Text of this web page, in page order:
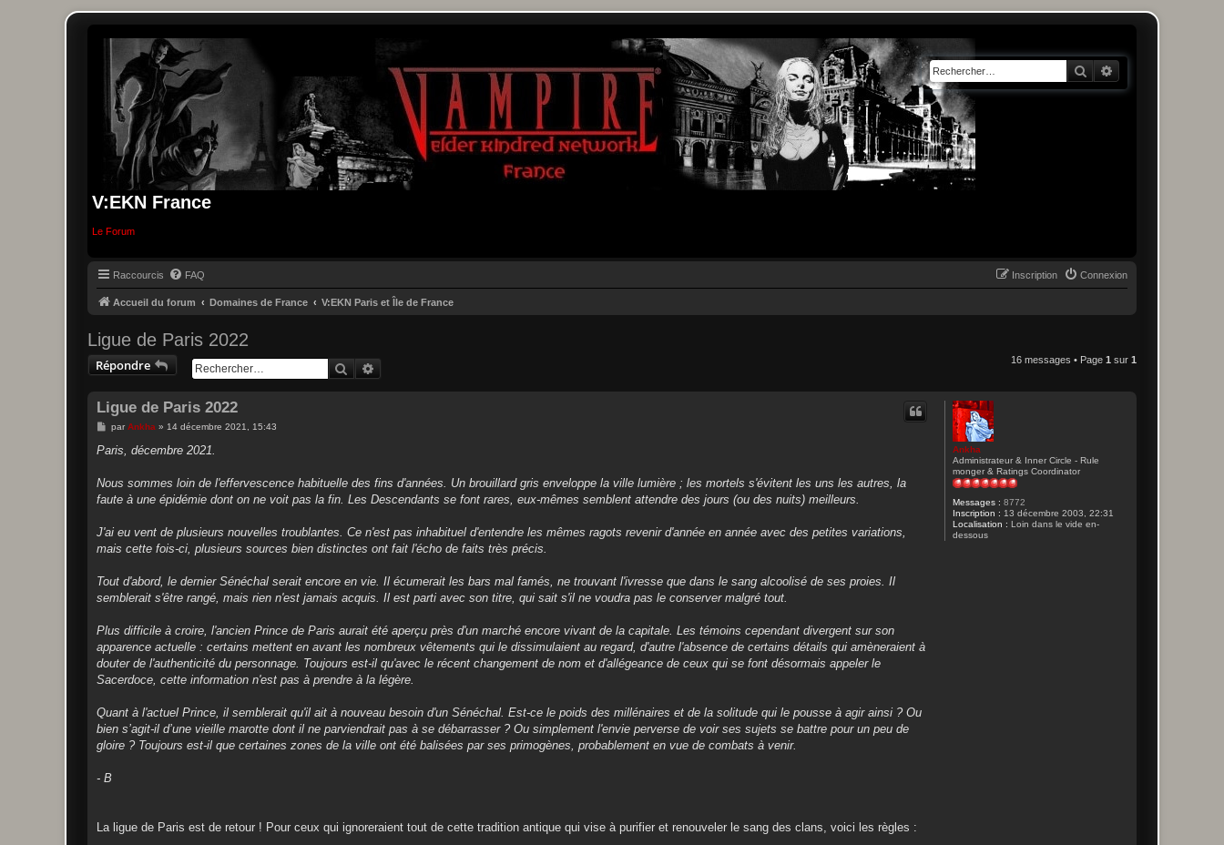
V:EKN France
Le Forum
Rechercher
Raccourcis FAQ Connexion
Inscription
Accueil du forum Domaines de France V:EKN Paris et Île de France
Ligue de Paris 2022
Répondre Rechercher
16 messages • Page 1 sur 1
Ankha
Administrateur & Inner Circle - Rule
monger & Ratings Coordinator
Messages : 8772
Inscription : 13 décembre 2003, 22:31
Localisation : Loin dans le vide en-
dessous
Ligue de Paris 2022
M
s
g
parAnkha» 14 décembre 2021, 15:43
Paris, décembre 2021.
Nous sommes loin de l'effervescence habituelle des fins d'années. Un brouillard gris enveloppe la ville lumière ; les mortels s'évitent les uns les autres, la
faute à une épidémie dont on ne voit pas la fin. Les Descendants se font rares, eux-mêmes semblent attendre des jours (ou des nuits) meilleurs.
J'ai eu vent de plusieurs nouvelles troublantes. Ce n'est pas inhabituel d'entendre les mêmes ragots revenir d'année en année avec des petites variations,
mais cette fois-ci, plusieurs sources bien distinctes ont fait l'écho de faits très précis.
Tout d'abord, le dernier Sénéchal serait encore en vie. Il écumerait les bars mal famés, ne trouvant l'ivresse que dans le sang alcoolisé de ses proies. Il
semblerait s'être rangé, mais rien n'est jamais acquis. Il est parti avec son titre, qui sait s'il ne voudra pas le conserver malgré tout.
Plus difficile à croire, l'ancien Prince de Paris aurait été aperçu près d'un marché encore vivant de la capitale. Les témoins cependant divergent sur son
apparence actuelle : certains mettent en avant les nombreux vêtements qui le dissimulaient au regard, d'autre l'absence de certains détails qui amèneraient à
douter de l'authenticité du personnage. Toujours est-il qu'avec le récent changement de nom et d'allégeance de ceux qui se font désormais appeler le
Sacerdoce, cette information n'est pas à prendre à la légère.
Quant à l'actuel Prince, il semblerait qu'il ait à nouveau besoin d'un Sénéchal. Est-ce le poids des millénaires et de la solitude qui le pousse à agir ainsi ? Ou
bien s’agit-il d’une vieille marotte dont il ne parviendrait pas à se débarrasser ? Ou simplement l'envie perverse de voir ses sujets se battre pour un peu de
gloire ? Toujours est-il que certaines zones de la ville ont été balisées par ses primogènes, probablement en vue de combats à venir.
- B
La ligue de Paris est de retour ! Pour ceux qui ignoreraient tout de cette tradition antique qui vise à purifier et renouveler le sang des clans, voici les règles :